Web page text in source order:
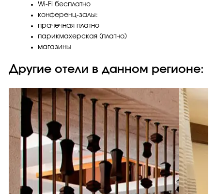
Wi-Fi бесплатно
конференц-залы:
прачечная платно
парикмахерская (платно)
магазины
Другие отели в данном регионе: